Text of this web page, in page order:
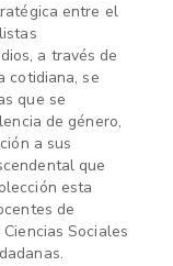
entre el
a través de
cotidiana, se
que se
de género,
a sus
que
esta
de
Sociales